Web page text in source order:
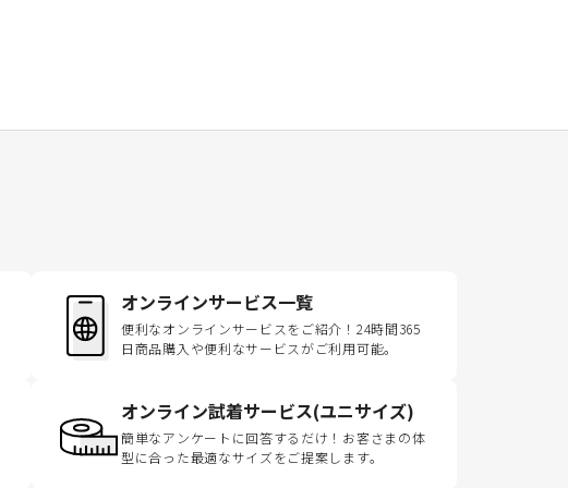
オンラインサービス一覧
便利なオンラインサービスをご紹介！24時間365
日商品購入や便利なサービスがご利用可能。
オンライン試着サービス(ユニサイズ)
簡単なアンケートに回答するだけ！お客さまの体
型に合った最適なサイズをご提案します。